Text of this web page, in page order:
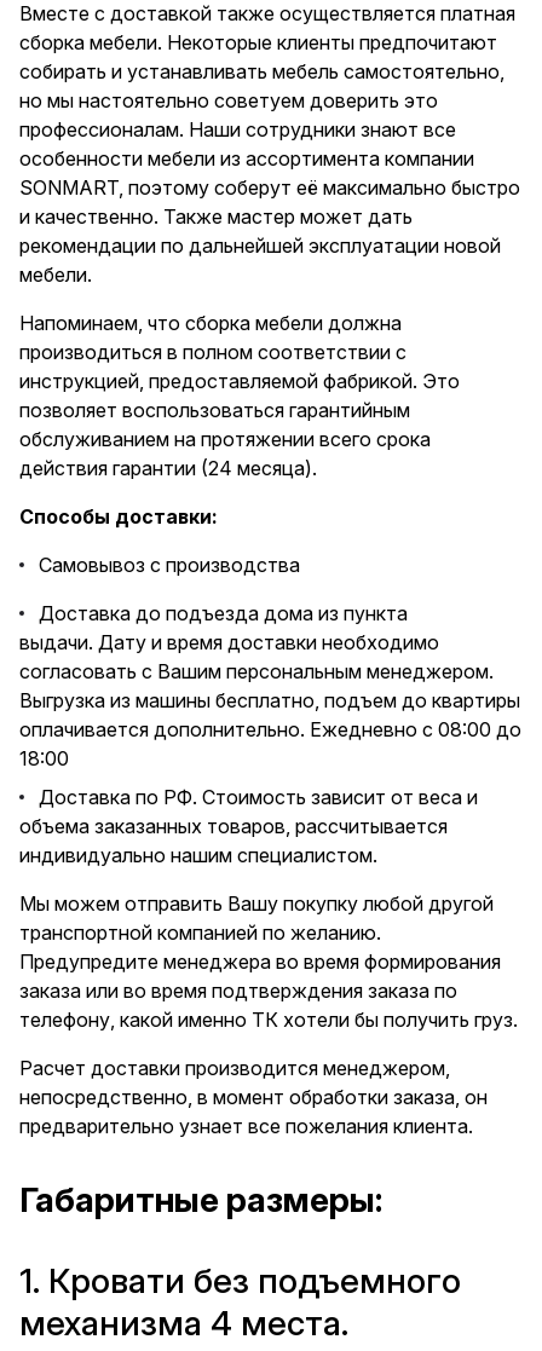
Вместе с доставкой также осуществляется платная
сборка мебели. Некоторые клиенты предпочитают
собирать и устанавливать мебель самостоятельно,
но мы настоятельно советуем доверить это
профессионалам. Наши сотрудники знают все
особенности мебели из ассортимента компании
SONMART, поэтому соберут еë максимально быстро
и качественно. Также мастер может дать
рекомендации по дальнейшей эксплуатации новой
мебели.
Напоминаем, что сборка мебели должна
производиться в полном соответствии с
инструкцией, предоставляемой фабрикой. Это
позволяет воспользоваться гарантийным
обслуживанием на протяжении всего срока
действия гарантии (24 месяца).
Способы доставки:
Самовывоз с производства
Доставка до подъезда дома из пункта
выдачи. Дату и время доставки необходимо
согласовать с Вашим персональным менеджером.
Выгрузка из машины бесплатно, подъем до квартиры
оплачивается дополнительно. Ежедневно с 08:00 до
18:00
Доставка по РФ. Стоимость зависит от веса и
объема заказанных товаров, рассчитывается
индивидуально нашим специалистом.
Мы можем отправить Вашу покупку любой другой
транспортной компанией по желанию.
Предупредите менеджера во время формирования
заказа или во время подтверждения заказа по
телефону, какой именно ТК хотели бы получить груз.
Расчет доставки производится менеджером,
непосредственно, в момент обработки заказа, он
предварительно узнает все пожелания клиента.
Габаритные размеры:
1. Кровати без подъемного
механизма 4 места.